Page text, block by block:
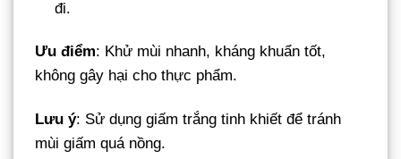
đi.
Ưu điểm: Khử mùi nhanh, kháng khuẩn tốt,
không gây hại cho thực phẩm.
Lưu ý: Sử dụng giấm trắng tinh khiết để tránh
mùi giấm quá nồng.